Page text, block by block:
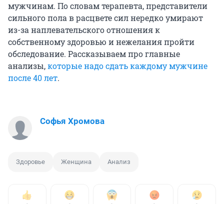
мужчинам. По словам терапевта, представители
сильного пола в расцвете сил нередко умирают
из-за наплевательского отношения к
собственному здоровью и нежелания пройти
обследование. Рассказываем про главные
анализы,которые надо сдать каждому мужчине
после 40 лет.
Софья Хромова
Здоровье Женщина Анализ